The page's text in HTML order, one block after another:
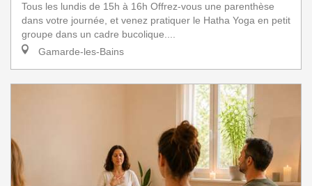
Tous les lundis de 15h à 16h Offrez-vous une parenthèse
dans votre journée, et venez pratiquer le Hatha Yoga en petit
groupe dans un cadre bucolique....
Gamarde-les-Bains